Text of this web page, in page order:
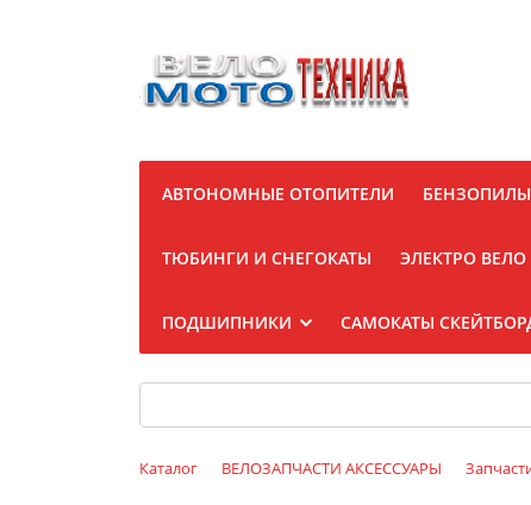
АВТОНОМНЫЕ ОТОПИТЕЛИ
ТЮБИНГИ И СНЕГОКАТЫ ЭЛЕКТРО ВЕЛО
ПОДШИПНИКИ САМОКАТЫ
Каталог ВЕЛОЗАПЧАСТИ АКСЕССУАРЫ